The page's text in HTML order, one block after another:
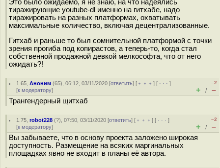
Это было ожидаемо, я не знаю, на что надеялись
тиражирующие youtube-dl именно на гитхабе, надо
тиражировать на разных платформах, охватывать
максимальные количество, включая децентрализованные.
Гитхаб и раньше то был сомнительной платформой с точки
зрения прогиба под копирастов, а теперь-то, когда стал
собственной продажной девкой мелкософта, что от него
ожидать?!
1.65 ,Аноним (65), 06:12, 03/11/2020 [ответить] [ ﹢﹢﹢] [ · · ·]
[к модератору]
–2
+ / –
Трангендерный щитхаб
1.75 ,robot228 (?), 07:50, 03/11/2020 [ответить] [ ﹢﹢﹢] [ · · ·]
[к модератору]
–2
+ / –
Вы забываете, что в основу проекта заложено широкая
доступность. Размещение на всяких маргинальных
площадках явно не входит в планы её автора.